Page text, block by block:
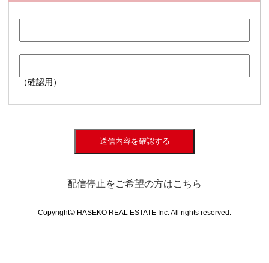
（確認用）
送信内容を確認する
配信停止をご希望の方はこちら
Copyright© HASEKO REAL ESTATE Inc. All rights reserved.